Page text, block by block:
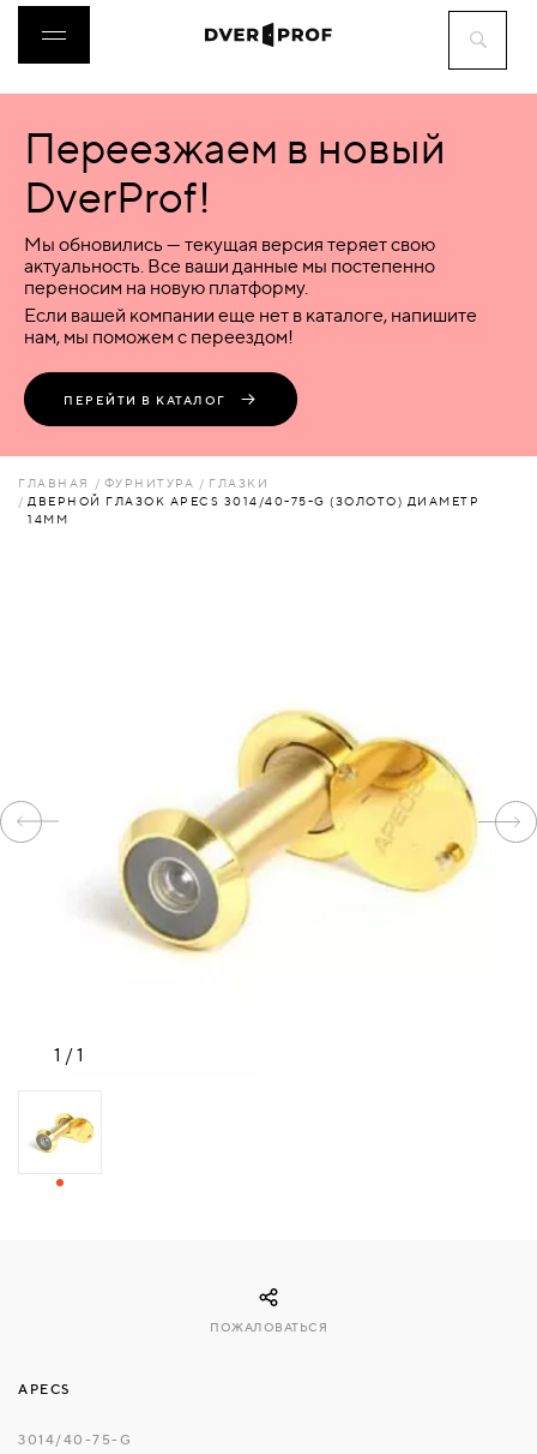
ДВЕРИ
ФУРНИТУРА
ВОРОТА
ПЕРЕГОРОДКИ
АКСЕССУАРЫ
КОМПАНИИ
СТАТЬИ
СВЯЗАТЬСЯ
Переезжаем в новый
DverProf!
Мы обновились — текущая версия теряет свою
актуальность. Все ваши данные мы постепенно
переносим на новую платформу.
Если вашей компании еще нет в каталоге, напишите
нам, мы поможем с переездом!
ПЕРЕЙТИ В КАТАЛОГ
ГЛАВНАЯ ФУРНИТУРА
ГЛАЗКИ
ДВЕРНОЙ ГЛАЗОК APECS 3014/40-75-G (ЗОЛОТО) ДИАМЕТР
14ММ
1 /1
APECS
3014/40-75-G
ПОЖАЛОВАТЬСЯ